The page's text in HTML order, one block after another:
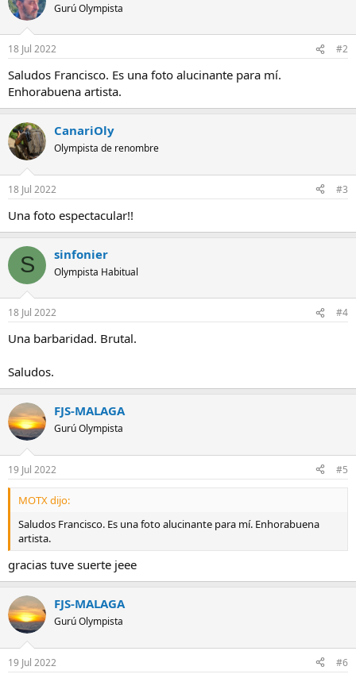
Gurú Olympista
18 Jul 2022 #2
Saludos Francisco. Es una foto alucinante para mí.
Enhorabuena artista.
CanariOly
Olympista de renombre
18 Jul 2022 #3
Una foto espectacular!!
S sinfonier
Olympista Habitual
18 Jul 2022 #4
Una barbaridad. Brutal.
Saludos.
FJS-MALAGA
Gurú Olympista
19 Jul 2022 #5
MOTX dijo:
Saludos Francisco. Es una foto alucinante para mí. Enhorabuena
artista.
gracias tuve suerte jeee
FJS-MALAGA
Gurú Olympista
19 Jul 2022 #6